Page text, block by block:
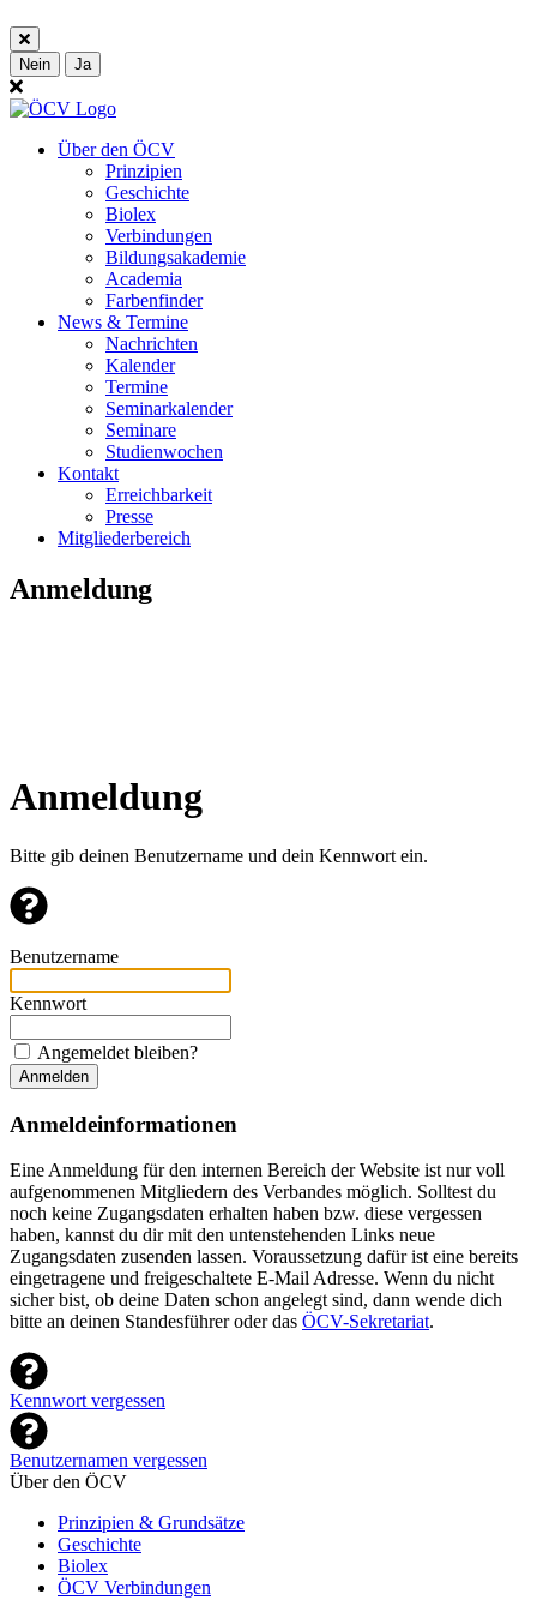
Nein Ja
Über den ÖCV
Prinzipien
Geschichte
Biolex
Verbindungen
Bildungsakademie
Academia
Farbenfinder
News & Termine
Nachrichten
Kalender
Termine
Seminarkalender
Seminare
Studienwochen
Kontakt
Erreichbarkeit
Presse
Mitgliederbereich
Anmeldung
Anmeldung
Bitte gib deinen Benutzername und dein Kennwort ein.
Benutzername
Kennwort
Angemeldet bleiben?
Anmelden
Anmeldeinformationen
Eine Anmeldung für den internen Bereich der Website ist nur voll
aufgenommenen Mitgliedern des Verbandes möglich. Solltest du
noch keine Zugangsdaten erhalten haben bzw. diese vergessen
haben, kannst du dir mit den untenstehenden Links neue
Zugangsdaten zusenden lassen. Voraussetzung dafür ist eine bereits
eingetragene und freigeschaltete E-Mail Adresse. Wenn du nicht
sicher bist, ob deine Daten schon angelegt sind, dann wende dich
bitte an deinen Standesführer oder das ÖCV-Sekretariat.
Kennwort vergessen
Benutzernamen vergessen
Über den ÖCV
Prinzipien & Grundsätze
Geschichte
Biolex
ÖCV Verbindungen